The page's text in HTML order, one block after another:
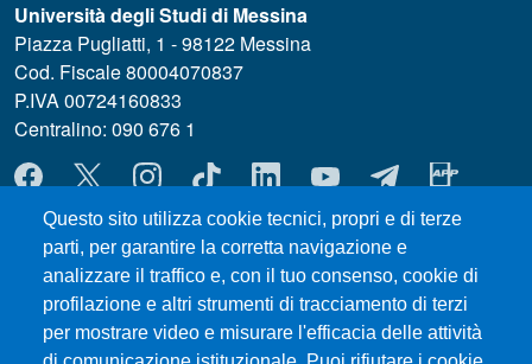
Questo sito utilizza cookie tecnici, propri e di terze
parti, per garantire la corretta navigazione e
analizzare il traffico e, con il tuo consenso, cookie di
profilazione e altri strumenti di tracciamento di terzi
per mostrare video e misurare l'efficacia delle attività
Università degli Studi di Messina
Piazza Pugliatti, 1 - 98122 Messina
Cod. Fiscale 80004070837
P.IVA 00724160833
Centralino: 090 676 1
MENÙ SOCIAL
MENÙ FOOTER 1
Esami
Privacy and cookie policy
Modulistica
Prenotazione Aule e Laboratori Didattici